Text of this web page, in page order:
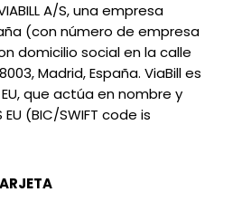
A/S, una empresa
(con número de empresa
domicilio social en la calle
Madrid, España. ViaBill es
que actúa en nombre y
(BIC/SWIFT code is